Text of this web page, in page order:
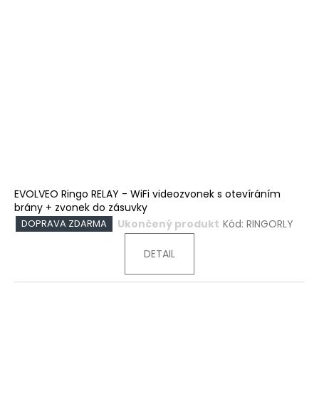
EVOLVEO Ringo RELAY - WiFi videozvonek s otevíráním
brány + zvonek do zásuvky
DOPRAVA ZDARMA Ukončený produkt Kód: RINGORLY
DETAIL